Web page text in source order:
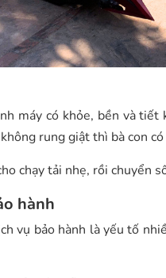
máy có khỏe, bền và tiết
rung giật thì bà con
chạy tải nhẹ, rồi chuyển
hành
vụ bảo hành là yếu tố